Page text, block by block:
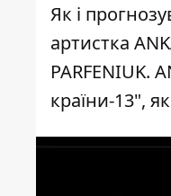
Як і
артистка
PARFENIUK.
країни-13",